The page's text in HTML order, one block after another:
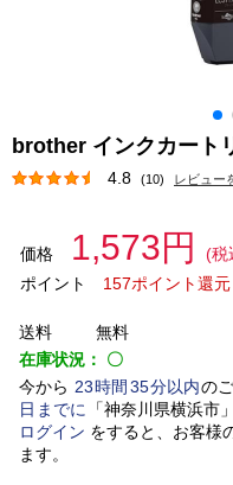
brother インクカート
4.8 (10) レビュー
価格 1,573円
(税
ポイント
157ポイント還元
送料
無料
在庫状況： 〇
今から 23時間 35分以内の
日 までに 「神奈川県横浜市」
ログイン をすると、お客様
ます。